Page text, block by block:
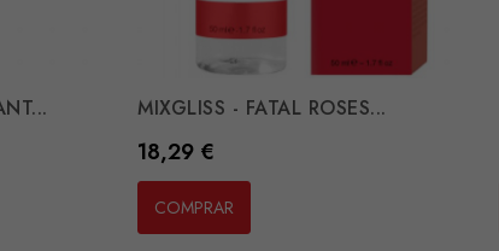
MIXGLISS - FATAL ROSES...
Preço
18,29 €
COMPRAR